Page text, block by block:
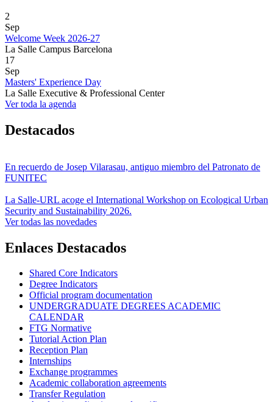
2
Sep
Welcome Week 2026-27
La Salle Campus Barcelona
17
Sep
Masters' Experience Day
La Salle Executive & Professional Center
Ver toda la agenda
Destacados
En recuerdo de Josep Vilarasau, antiguo miembro del Patronato de
FUNITEC
La Salle-URL acoge el International Workshop on Ecological Urban
Security and Sustainability 2026.
Ver todas las novedades
Enlaces Destacados
Shared Core Indicators
Degree Indicators
Official program documentation
UNDERGRADUATE DEGREES ACADEMIC
CALENDAR
FTG Normative
Tutorial Action Plan
Reception Plan
Internships
Exchange programmes
Academic collaboration agreements
Transfer Regulation